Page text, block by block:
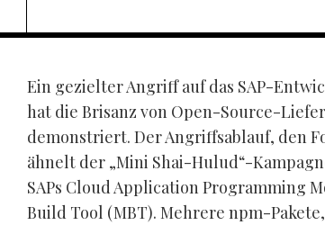
Ein gezielter Angriff auf das SAP-
hat die Brisanz von Open-Source-
demonstriert. Der Angriffsablauf, den
ähnelt der „Mini Shai-Hulud“-
SAPs Cloud Application Programming
Build Tool (MBT). Mehrere npm-